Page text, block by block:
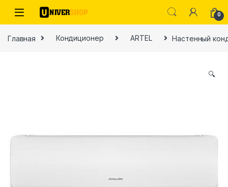
Skip to navigation
Skip to content
0
Главная Кондиционер ARTEL Настенный
🔍